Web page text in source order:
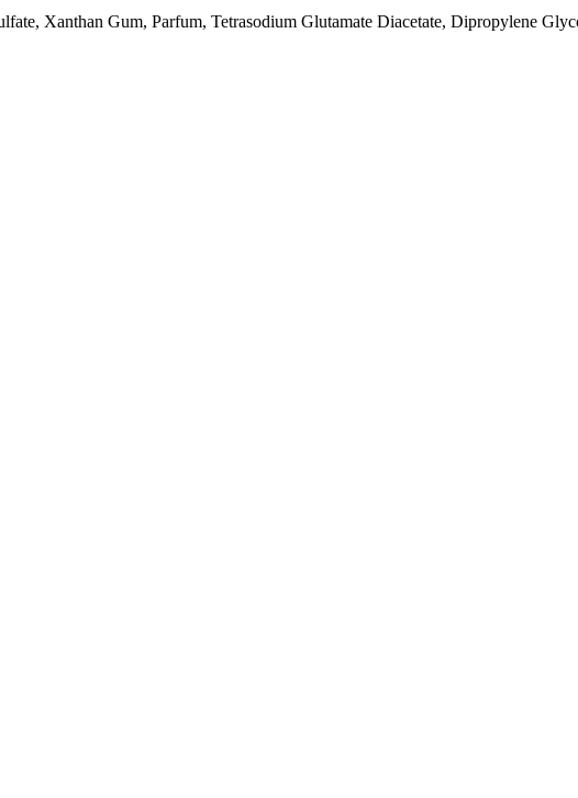
Xanthan Gum, Parfum, Tetrasodium Glutamate Diacetate, Dipropylene